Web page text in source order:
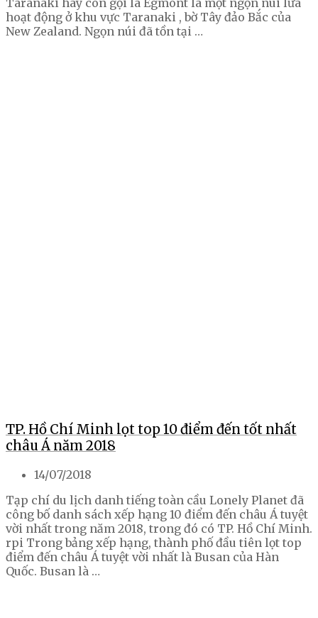
Taranaki hay còn gọi là Egmont là một ngọn núi lửa
hoạt động ở khu vực Taranaki , bờ Tây đảo Bắc của
New Zealand. Ngọn núi đã tồn tại …
TP. Hồ Chí Minh lọt top 10 điểm đến tốt nhất
châu Á năm 2018
14/07/2018
Tạp chí du lịch danh tiếng toàn cầu Lonely Planet đã
công bố danh sách xếp hạng 10 điểm đến châu Á tuyệt
vời nhất trong năm 2018, trong đó có TP. Hồ Chí Minh.
rpi Trong bảng xếp hạng, thành phố đầu tiên lọt top
điểm đến châu Á tuyệt vời nhất là Busan của Hàn
Quốc. Busan là …